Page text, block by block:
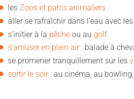
les Zoos et parcs animaliers
aller se rafraîchir dans l'eau avec les
s'initier à la pêche ou au golf
s'amuser en plein air: balade à
se promener tranquillement sur les
sortir le soir : au cinéma, au